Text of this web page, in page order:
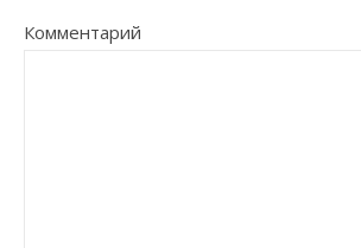
Комментарий